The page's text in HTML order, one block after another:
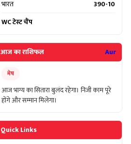
भारत
390-10
WC टेस्ट चैंप
आज का राशिफल Aur
मेष
आज भाग्य का सितारा बुलंद रहेगा। निजी काम पूरे
होंगे और सम्मान मिलेगा।
Quick Links